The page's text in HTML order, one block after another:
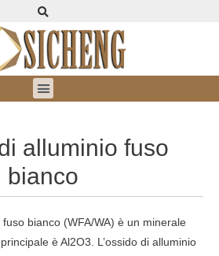
alluminio fuso
bianco
fuso bianco (WFA/WA) è un minerale
principale è Al2O3. L’ossido di alluminio